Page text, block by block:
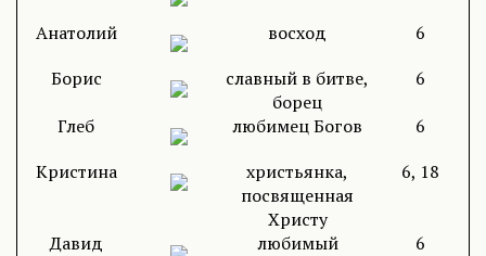
Анатолий
восход
6
Борис
славный в битве,
борец
6
Глеб
любимец Богов
6
Кристина
христьянка,
посвященная
Христу
6, 18
Давид любимый
6